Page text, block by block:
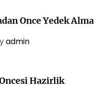
Once Yedek Alma
admin
Hazirlik